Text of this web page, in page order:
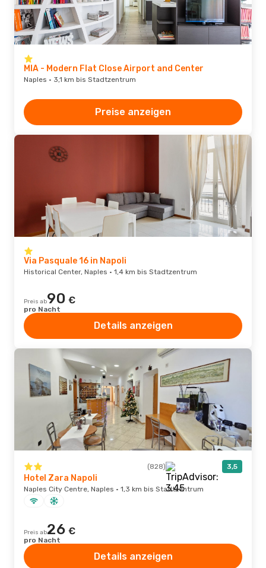
MIA - Modern Flat Close Airport and Center
Naples · 3,1 km bis Stadtzentrum
Preise anzeigen
Via Pasquale 16 in Napoli
Historical Center, Naples · 1,4 km bis Stadtzentrum
Preis ab90 €
pro Nacht
Details anzeigen
(828) 3,5
Hotel Zara Napoli
Naples City Centre, Naples · 1,3 km bis Stadtzentrum
Preis ab26 €
pro Nacht
Details anzeigen